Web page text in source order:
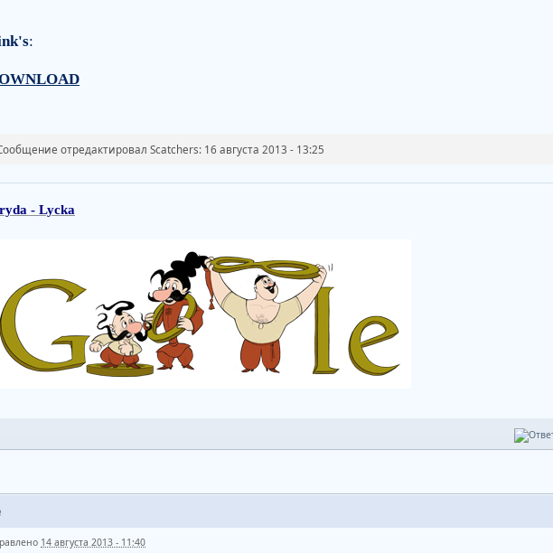
:
отредактировал Scatchers: 16 августа 2013 - 13:25
- Lycka
14 августа 2013 - 11:40